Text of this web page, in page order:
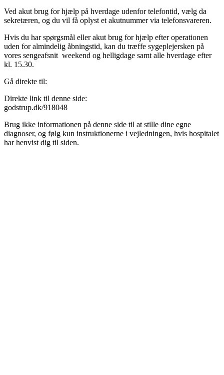
Ved akut brug for hjælp på hverdage udenfor telefontid, vælg da
sekretæren, og du vil få oplyst et akutnummer via telefonsvareren.
Hvis du har spørgsmål eller akut brug for hjælp efter operationen
uden for almindelig åbningstid, kan du træffe sygeplejersken på
vores sengeafsnit weekend og helligdage samt alle hverdage efter
kl. 15.30.
Gå direkte til:
Direkte link til denne side:
godstrup.dk/918048
Brug ikke informationen på denne side til at stille dine egne
diagnoser, og følg kun instruktionerne i vejledningen, hvis hospitalet
har henvist dig til siden.